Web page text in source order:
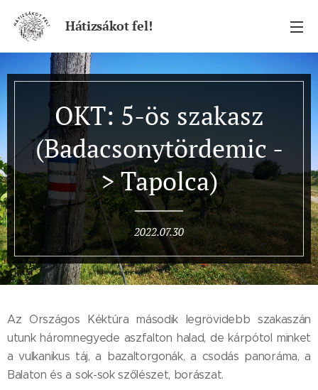
Hátizsákot fel!
OKT: 5-ös szakasz
(Badacsonytördemic -
> Tapolca)
2022.07.30
Az Országos Kéktúra második legrövidebb szakaszán
utunk háromnegyede aszfalton halad, de kárpótol minket
a vulkanikus táj, a bazaltorgonák, a csodás panoráma, a
Balaton és a sok-sok szőlészet, borászat.